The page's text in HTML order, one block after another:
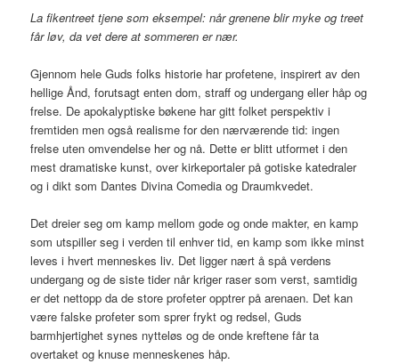
La fikentreet tjene som eksempel: når grenene blir myke og treet
får løv, da vet dere at sommeren er nær.
Gjennom hele Guds folks historie har profetene, inspirert av den
hellige Ånd, forutsagt enten dom, straff og undergang eller håp og
frelse. De apokalyptiske bøkene har gitt folket perspektiv i
fremtiden men også realisme for den nærværende tid: ingen
frelse uten omvendelse her og nå. Dette er blitt utformet i den
mest dramatiske kunst, over kirkeportaler på gotiske katedraler
og i dikt som Dantes Divina Comedia og Draumkvedet.
Det dreier seg om kamp mellom gode og onde makter, en kamp
som utspiller seg i verden til enhver tid, en kamp som ikke minst
leves i hvert menneskes liv. Det ligger nært å spå verdens
undergang og de siste tider når kriger raser som verst, samtidig
er det nettopp da de store profeter opptrer på arenaen. Det kan
være falske profeter som sprer frykt og redsel, Guds
barmhjertighet synes nytteløs og de onde kreftene får ta
overtaket og knuse menneskenes håp.